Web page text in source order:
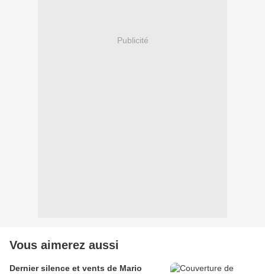
Publicité
Vous aimerez aussi
Dernier silence et vents de Mario